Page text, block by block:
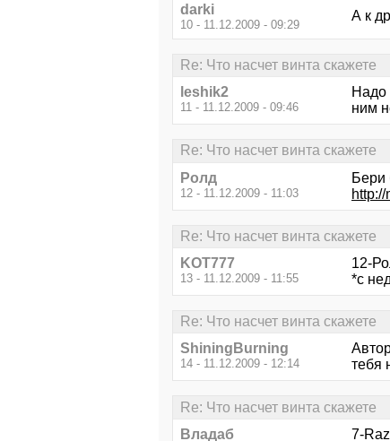
darki
10 - 11.12.2009 - 09:29
А к
Re: Что насчет винта скажете
leshik2
11 - 11.12.2009 - 09:46
Надо
ним
Re: Что насчет винта скажете
Ролд
12 - 11.12.2009 - 11:03
Бери
Re: Что насчет винта скажете
KOT777
13 - 11.12.2009 - 11:55
12-
*с
Re: Что насчет винта скажете
ShiningBurning
14 - 11.12.2009 - 12:14
тебя
Re: Что насчет винта скажете
Владаб
7-